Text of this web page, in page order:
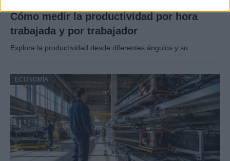
Cómo medir la productividad por hora
trabajada y por trabajador
Explora la productividad desde diferentes ángulos y su…
ECONOMÍA